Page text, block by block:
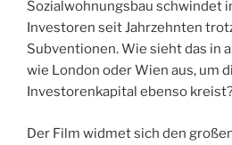
Sozialwohnungsbau schwindet
Investoren seit Jahrzehnten
Subventionen. Wie sieht das in
wie London oder Wien aus, um
Investorenkapital ebenso
Der Film widmet sich den